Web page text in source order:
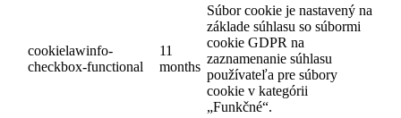
cookielawinfo-
checkbox-functional
11
months
Súbor cookie je nastavený na
základe súhlasu so súbormi
cookie GDPR na
zaznamenanie súhlasu
používateľa pre súbory
cookie v kategórii
„Funkčné“.